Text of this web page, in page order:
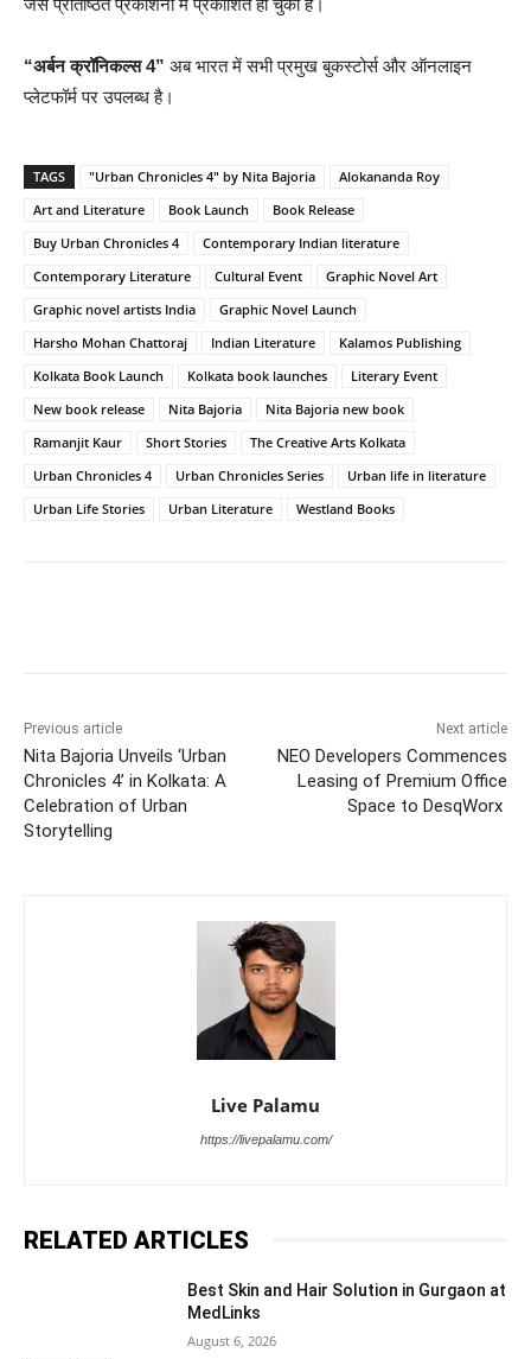
“अर्बन क्रॉनिकल्स 4” अब भारत में सभी प्रमुख बुकस्टोर्स और ऑनलाइन
प्लेटफॉर्म पर उपलब्ध है।
TAGS "Urban Chronicles 4" by Nita Bajoria
Alokananda Roy
Art and Literature
Book Launch
Book Release
Buy Urban Chronicles 4
Contemporary Indian literature
Contemporary Literature
Cultural Event
Graphic Novel Art
Graphic novel artists India
Graphic Novel Launch
Harsho Mohan Chattoraj
Indian Literature
Kalamos Publishing
Kolkata Book Launch
Kolkata book launches
Literary Event
New book release
Nita Bajoria
Nita Bajoria new book
Ramanjit Kaur
Short Stories
The Creative Arts Kolkata
Urban Chronicles 4
Urban Chronicles Series
Urban life in literature
Urban Life Stories
Urban Literature Westland Books
Previous article
Nita Bajoria Unveils ‘Urban
Chronicles 4’ in Kolkata: A
Celebration of Urban
Storytelling
Next article
NEO Developers Commences
Leasing of Premium Office
Space to DesqWorx
Live Palamu
https://livepalamu.com/
RELATED ARTICLES
Best Skin and Hair Solution in Gurgaon at
MedLinks
August 6, 2026